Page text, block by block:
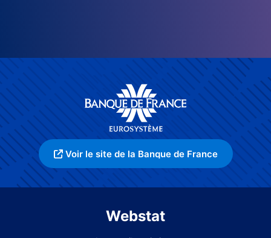
Voir le site de la Banque de France
Webstat